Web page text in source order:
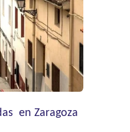
en Zaragoza